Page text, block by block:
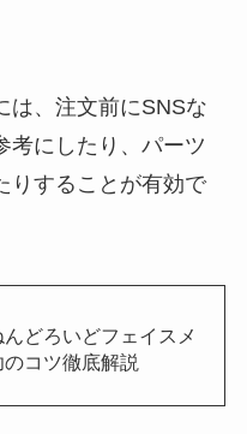
は、注文前にSNSな
考にしたり、パーツ
りすることが有効で
どろいどフェイスメ
コツ徹底解説